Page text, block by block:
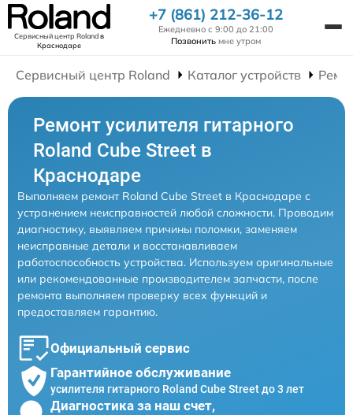
Сервисный центр Rolandв
Краснодаре
+7 (861) 212-36-12
Ежедневно с 9:00 до 21:00
Позвонить мне утром
Сервисный центр Roland Каталог устройств
Ремонт усилителя гитарного
Roland Cube Street в
Краснодаре
Выполняем ремонт Roland Cube Street в Краснодаре с
устранением неисправностей любой сложности. Проводим
диагностику, выявляем причины поломки, заменяем
неисправные детали и восстанавливаем
работоспособность устройства. Используем оригинальные
или рекомендованные производителем запчасти, после
ремонта выполняем проверку всех функций и
предоставляем гарантию.
Официальный сервис
Гарантийное обслуживание
усилителя гитарного Roland Cube Street до 3 лет
Диагностика за наш счет,